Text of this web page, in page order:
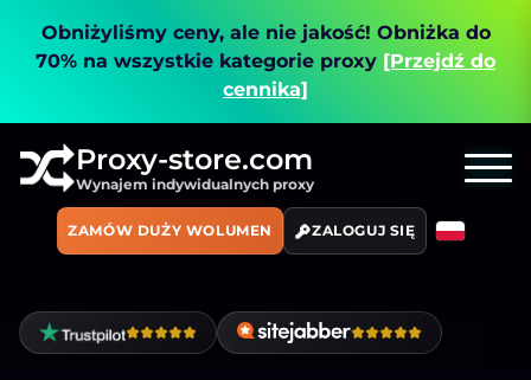
Obniżyliśmy ceny, ale nie jakość! Obniżka do
70% na wszystkie kategorie proxy [Przejdź do
cennika]
Proxy-store.com
Wynajem indywidualnych proxy
ZAMÓW DUŻY WOLUMEN ZALOGUJ SIĘ